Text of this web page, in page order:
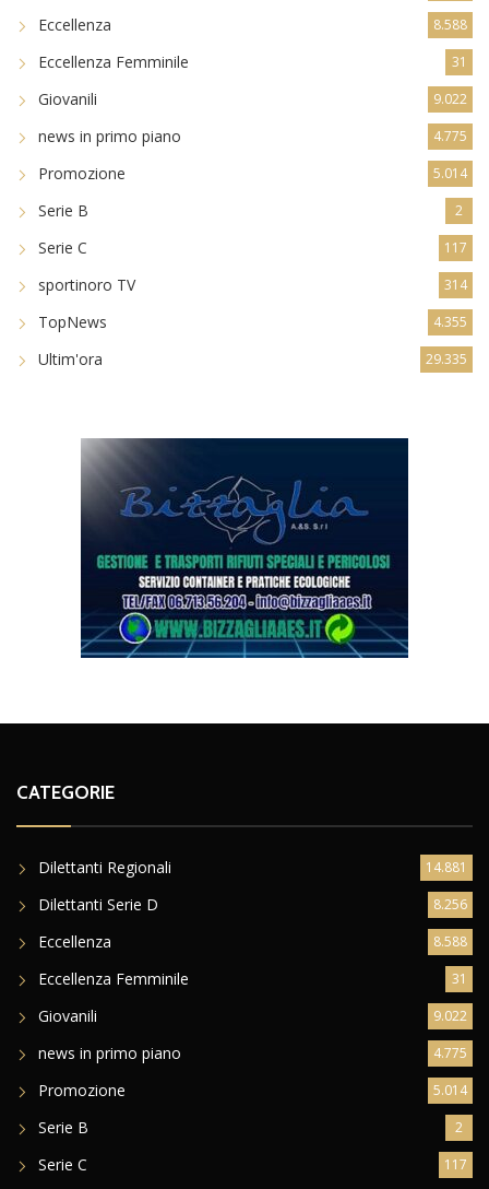
Eccellenza 8.588
Eccellenza Femminile 31
Giovanili 9.022
news in primo piano 4.775
Promozione 5.014
Serie B 2
Serie C 117
sportinoro TV 314
TopNews 4.355
Ultim'ora 29.335
CATEGORIE
Dilettanti Regionali 14.881
Dilettanti Serie D 8.256
Eccellenza 8.588
Eccellenza Femminile 31
Giovanili 9.022
news in primo piano 4.775
Promozione 5.014
Serie B 2
Serie C 117